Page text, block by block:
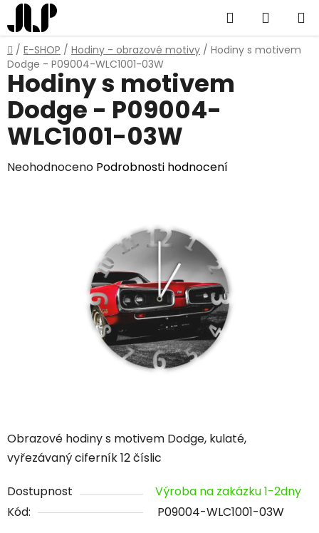
Přejít
na
obsah
Hledat
KOŠÍK
Domů
/ E-SHOP / Hodiny - obrazové motivy / Hodiny s motivem
Dodge - P09004-WLC1001-03W
Obrazové hodiny s motivem Dodge, kulaté,
vyřezávaný ciferník 12 číslic
Dostupnost
Výroba na zakázku 1-2dny
Kód:
P09004-WLC1001-03W
Hodiny s motivem
Dodge - P09004-
WLC1001-03W
Průměrné
Neohodnoceno Podrobnosti hodnocení